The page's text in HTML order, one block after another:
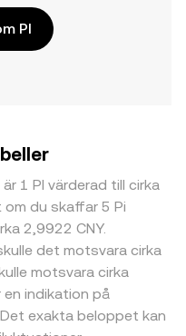
PI
1 PI värderad till cirka
du skaffar 5 Pi
2,9922 CNY.
det motsvara cirka
motsvara cirka
en indikation på
Det exakta beloppet kan